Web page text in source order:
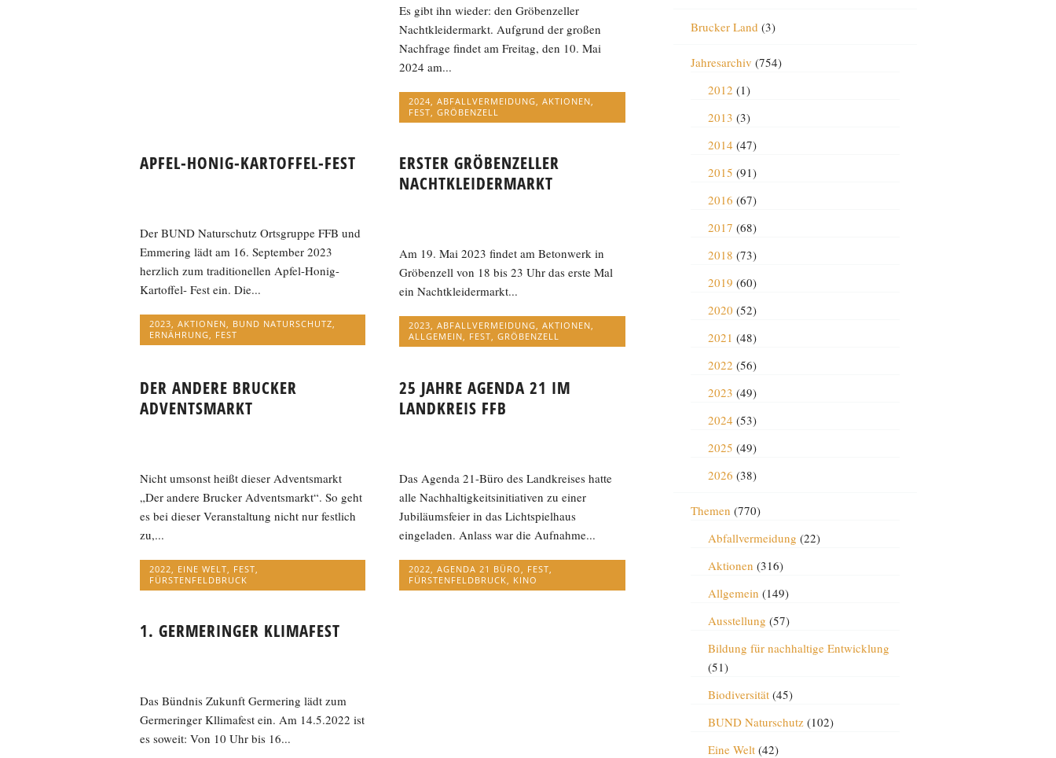
Es gibt ihn wieder: den Gröbenzeller
Nachtkleidermarkt. Aufgrund der großen
Nachfrage findet am Freitag, den 10. Mai
2024 am...
2024,ABFALLVERMEIDUNG,AKTIONEN,
FEST,GRÖBENZELL
APFEL-HONIG-KARTOFFEL-FEST
Der BUND Naturschutz Ortsgruppe FFB und
Emmering lädt am 16. September 2023
herzlich zum traditionellen Apfel-Honig-
Kartoffel- Fest ein. Die...
2023, AKTIONEN, BUND NATURSCHUTZ,
ERNÄHRUNG, FEST
ERSTER GRÖBENZELLER
NACHTKLEIDERMARKT
Am 19. Mai 2023 findet am Betonwerk in
Gröbenzell von 18 bis 23 Uhr das erste Mal
ein Nachtkleidermarkt...
2023,ABFALLVERMEIDUNG,AKTIONEN,
ALLGEMEIN, FEST,GRÖBENZELL
DER ANDERE BRUCKER
ADVENTSMARKT
Nicht umsonst heißt dieser Adventsmarkt
„Der andere Brucker Adventsmarkt“. So geht
es bei dieser Veranstaltung nicht nur festlich
zu,...
2022 EINE WELT FEST
FÜRSTENFELDBRUCK
25 JAHRE AGENDA 21 IM
LANDKREIS FFB
Das Agenda 21-Büro des Landkreises hatte
alle Nachhaltigkeitsinitiativen zu einer
Jubiläumsfeier in das Lichtspielhaus
eingeladen. Anlass war die Aufnahme...
2022 ,AGENDA 21 BÜRO FEST
FÜRSTENFELDBRUCK
KINO
1. GERMERINGER KLIMAFEST
Das Bündnis Zukunft Germering lädt zum
Germeringer Kllimafest ein. Am 14.5.2022 ist
es soweit: Von 10 Uhr bis 16...
Brucker Land (3)
Jahresarchiv (754)
2012 (1)
2013 (3)
2014 (47)
2015 (91)
2016 (67)
2017 (68)
2018 (73)
2019 (60)
2020 (52)
2021 (48)
2022 (56)
2023 (49)
2024 (53)
2025 (49)
2026 (38)
Themen (770)
Abfallvermeidung (22)
Aktionen (316)
Allgemein (149)
Ausstellung (57)
Bildung für nachhaltige Entwicklung
(51)
Biodiversität(45)
BUND Naturschutz(102)
Eine Welt(42)